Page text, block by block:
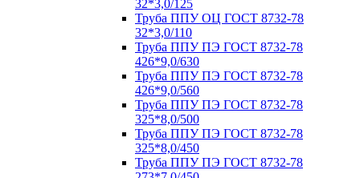
32*3,0/125
Труба ППУ ОЦ ГОСТ 8732-78
32*3,0/110
Труба ППУ ПЭ ГОСТ 8732-78
426*9,0/630
Труба ППУ ПЭ ГОСТ 8732-78
426*9,0/560
Труба ППУ ПЭ ГОСТ 8732-78
325*8,0/500
Труба ППУ ПЭ ГОСТ 8732-78
325*8,0/450
Труба ППУ ПЭ ГОСТ 8732-78